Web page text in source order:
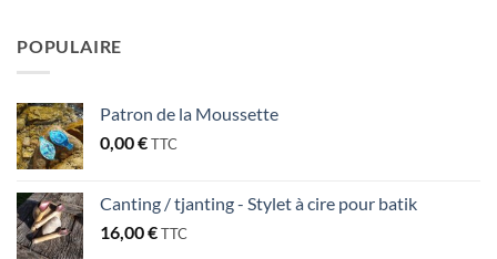
POPULAIRE
Patron de la Moussette
0,00€TTC
Canting / tjanting - Stylet à cire pour batik
16,00€TTC